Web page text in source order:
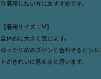
り着用したい方におすすめです。
【着用サイズ：M】
全体的に大きく感じます。
ゆったりめのズボンと合わせるとシル
トがきれいに見えると思います。